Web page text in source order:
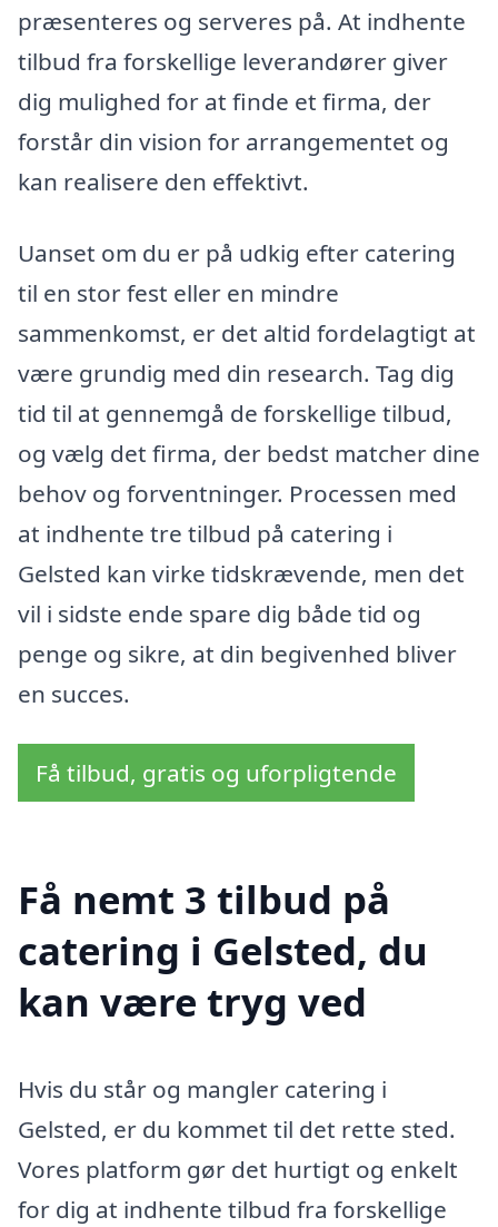
præsenteres og serveres på. At indhente
tilbud fra forskellige leverandører giver
dig mulighed for at finde et firma, der
forstår din vision for arrangementet og
kan realisere den effektivt.
Uanset om du er på udkig efter catering
til en stor fest eller en mindre
sammenkomst, er det altid fordelagtigt at
være grundig med din research. Tag dig
tid til at gennemgå de forskellige tilbud,
og vælg det firma, der bedst matcher dine
behov og forventninger. Processen med
at indhente tre tilbud på catering i
Gelsted kan virke tidskrævende, men det
vil i sidste ende spare dig både tid og
penge og sikre, at din begivenhed bliver
en succes.
Få tilbud, gratis og uforpligtende
Få nemt 3 tilbud på
catering i Gelsted, du
kan være tryg ved
Hvis du står og mangler catering i
Gelsted, er du kommet til det rette sted.
Vores platform gør det hurtigt og enkelt
for dig at indhente tilbud fra forskellige